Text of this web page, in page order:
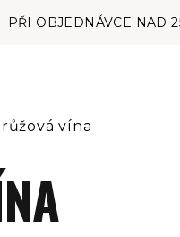
PŘI OBJEDNÁVCE NAD
vína